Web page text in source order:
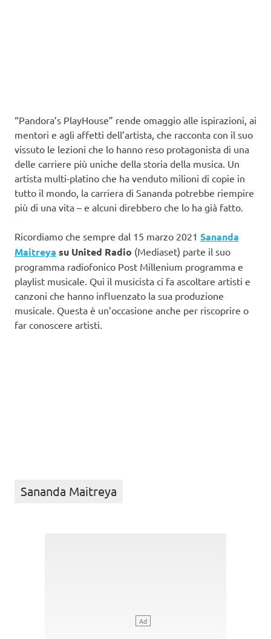
“Pandora’s PlayHouse” rende omaggio alle ispirazioni, ai
mentori e agli affetti dell’artista, che racconta con il suo
vissuto le lezioni che lo hanno reso protagonista di una
delle carriere più uniche della storia della musica. Un
artista multi-platino che ha venduto milioni di copie in
tutto il mondo, la carriera di Sananda potrebbe riempire
più di una vita – e alcuni direbbero che lo ha già fatto.
Ricordiamo che sempre dal 15 marzo 2021 Sananda
Maitreya su United Radio (Mediaset) parte il suo
programma radiofonico Post Millenium programma e
playlist musicale. Qui il musicista ci fa ascoltare artisti e
canzoni che hanno influenzato la sua produzione
musicale. Questa è un’occasione anche per riscoprire o
far conoscere artisti.
Sananda Maitreya